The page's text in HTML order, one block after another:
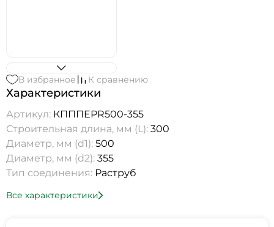
В избранное К сравнению
Характеристики
Артикул: КПППEPR500-355
Строительная длина, мм (L): 300
Диаметр, мм (d1): 500
Диаметр, мм (d2): 355
Тип соединения: Раструб
Все характеристики